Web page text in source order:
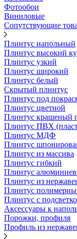
Фотообои
Виниловые
Сопутствующие
Плинтус напольный
Плинтус высокий
Плинтус узкий
Плинтус широкий
Плинтус белый
Скрытый плинтус
Плинтус под
Плинтус цветной
Плинтус крашеный
Плинтус ПВХ
Плинтус МДФ
Плинтус
Плинтус из массива
Плинтус гибкий
Плинтус
Плинтус из
Плинтус
Плинтус с
Аксессуары к
Порожки, профиля
Профиль из